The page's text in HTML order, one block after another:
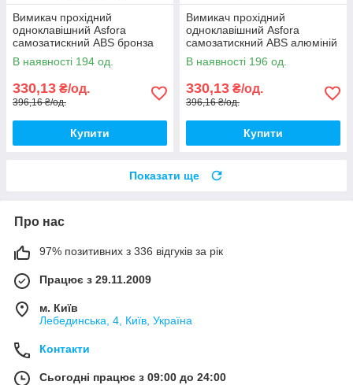
Вимикач прохідний
одноклавішний Asfora
самозатискний ABS бронза
[EPH0400169] Шнейдер
Електрік
В наявності 194 од.
330,13 ₴/од.
396,16 ₴/од.
Купити
Вимикач прохідний
одноклавішний Asfora
самозатискний ABS алюміній
[EPH0400161] Шнейдер
Електрік
В наявності 196 од.
330,13 ₴/од.
396,16 ₴/од.
Купити
Показати ще
Про нас
97% позитивних з 336 відгуків за рік
Працює з 29.11.2009
м. Київ
Лебединська, 4, Київ, Україна
Контакти
Сьогодні працює з 09:00 до 24:00